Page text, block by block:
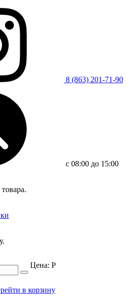
8 (863) 201-71-90
c 08:00 до 15:00
Цена: Р
в корзину